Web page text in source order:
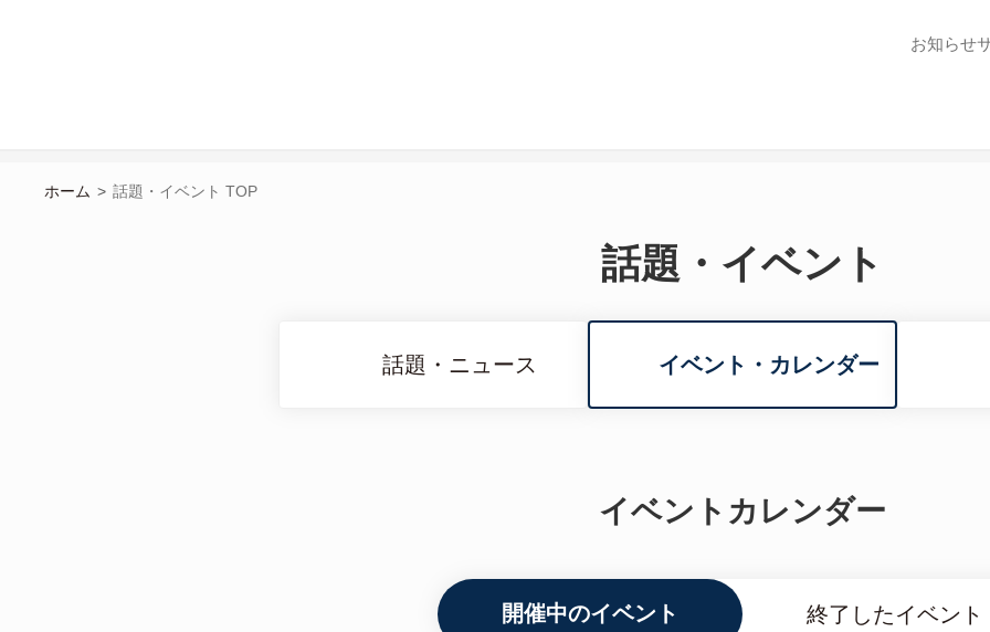
お知らせ
ホーム > 話題・イベント TOP
話題・イベント
話題・ニュース イベント・カレンダー
イベントカレンダー
開催中のイベント 終了したイベント